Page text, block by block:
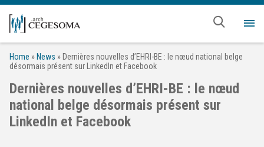
Aller au contenu principal
Home » News » Dernières nouvelles d’EHRI-BE : le nœud national belge
désormais présent sur LinkedIn et Facebook
Dernières nouvelles d’EHRI-BE : le nœud
national belge désormais présent sur
LinkedIn et Facebook